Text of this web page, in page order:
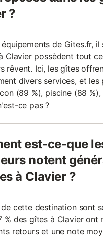
?
équipements de Gites.fr,
Clavier possèdent tout
rêvent. Ici, les gîtes
divers services, et les
(89 %), piscine (88
ce pas ?
est-ce-que
notent
à Clavier ?
cette destination sont
% des gîtes à Clavier ont
retours et une note